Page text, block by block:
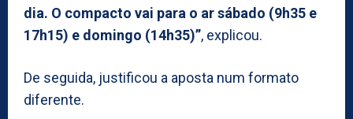
dia. O compacto vai para o ar sábado (9h35 e
17h15) e domingo (14h35)”, explicou.
De seguida, justificou a aposta num formato
diferente.